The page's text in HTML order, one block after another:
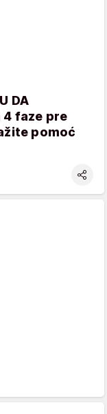
DA
4 faze pre
pomoć